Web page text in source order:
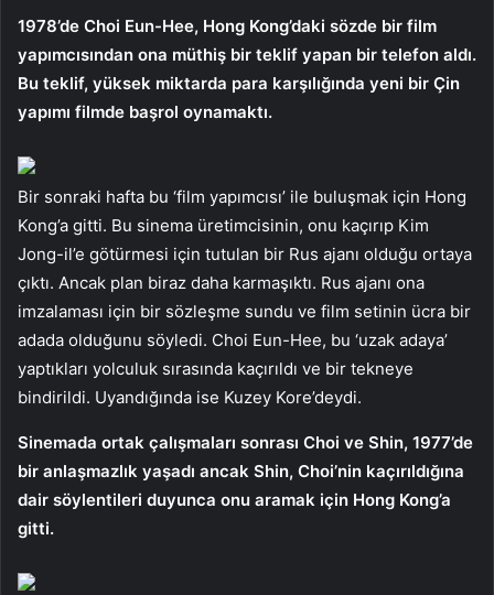
1978’de Choi Eun-Hee, Hong Kong’daki sözde bir film
yapımcısından ona müthiş bir teklif yapan bir telefon aldı.
Bu teklif, yüksek miktarda para karşılığında yeni bir Çin
yapımı filmde başrol oynamaktı.
Bir sonraki hafta bu ‘film yapımcısı’ ile buluşmak için Hong
Kong’a gitti. Bu sinema üretimcisinin, onu kaçırıp Kim
Jong-il’e götürmesi için tutulan bir Rus ajanı olduğu ortaya
çıktı. Ancak plan biraz daha karmaşıktı. Rus ajanı ona
imzalaması için bir sözleşme sundu ve film setinin ücra bir
adada olduğunu söyledi. Choi Eun-Hee, bu ‘uzak adaya’
yaptıkları yolculuk sırasında kaçırıldı ve bir tekneye
bindirildi. Uyandığında ise Kuzey Kore’deydi.
Sinemada ortak çalışmaları sonrası Choi ve Shin, 1977’de
bir anlaşmazlık yaşadı ancak Shin, Choi’nin kaçırıldığına
dair söylentileri duyunca onu aramak için Hong Kong’a
gitti.